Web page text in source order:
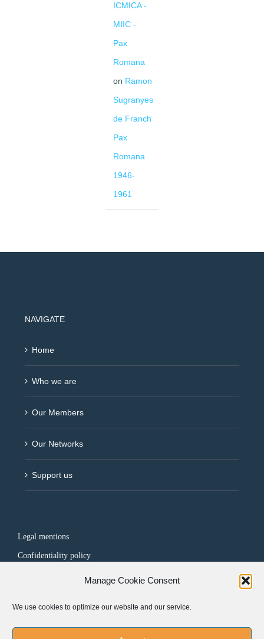
Manage Cookie Consent
We use cookies to optimize our website and our service.
ICMICA -
MIIC -
Pax
Romana
on Ramon
Sugranyes
de Franch
Pax
Romana
1946-
1961
NAVIGATE
Home
Who we are
Our Members
Our Networks
Support us
Legal mentions
Confidentiality policy